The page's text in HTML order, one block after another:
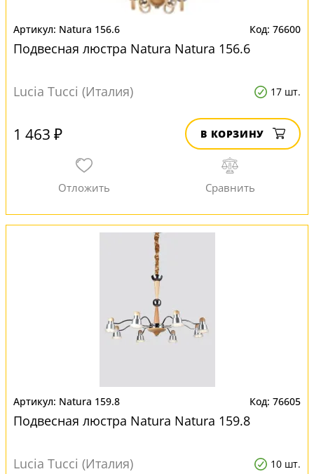
Natura 156.6 76600
Подвесная люстра Natura Natura 156.6
Lucia Tucci (Италия) 17 шт.
1 463 ₽ В КОРЗИНУ
Natura 159.8 76605
Подвесная люстра Natura Natura 159.8
Lucia Tucci (Италия) 10 шт.